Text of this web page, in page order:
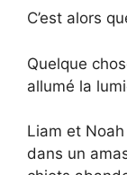
C’est alors
Quelque
allumé la
Liam et
dans un